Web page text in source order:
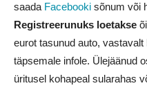
saada Facebooki sõnum või
Registreerunuks loetakse
eurot tasunud auto,
täpsemale infole. Ülejäänud
üritusel kohapeal sularahas